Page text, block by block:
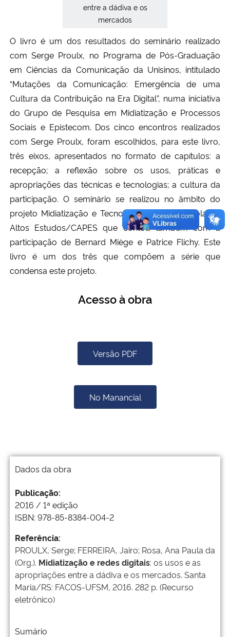
entre a dádiva e os
mercados
O livro é um dos resultados do seminário realizado
com Serge Proulx, no Programa de Pós-Graduação
em Ciências da Comunicação da Unisinos, intitulado
“Mutações da Comunicação: Emergência de uma
Cultura da Contribuição na Era Digital”, numa iniciativa
do Grupo de Pesquisa em Midiatização e Processos
Sociais e Epistecom. Dos cinco encontros realizados
com Serge Proulx, foram escolhidos, para este livro,
três eixos, apresentados no formato de capítulos: a
recepção; a reflexão sobre os usos, práticas e
apropriações das técnicas e tecnologias; a cultura da
participação. O seminário se realizou no âmbito do
projeto Midiatização e Tecnologias Digitais/Escola de
Altos Estudos/CAPES que contou também com a
participação de Bernard Miège e Patrice Flichy. Este
livro é um dos três que compõem a série que
condensa este projeto.
Acesso à obra
Versão PDF
No Manancial
Dados da obra
Publicação:
2016 / 1ª edição
ISBN: 978-85-8384-004-2
Referência:
PROULX, Serge; FERREIRA, Jairo; Rosa, Ana Paula da
(Org.). Midiatização e redes digitais: os usos e as
apropriações entre a dádiva e os mercados. Santa
Maria/RS: FACOS-UFSM, 2016. 282 p. (Recurso
eletrônico)
Sumário